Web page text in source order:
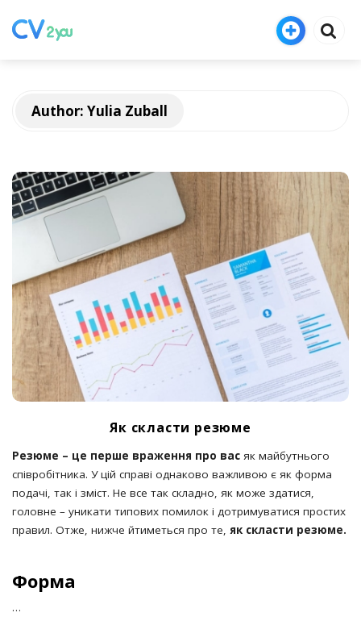
Author: Yulia Zuball
Як скласти резюме
Резюме – це перше враження про вас як майбутнього
співробітника. У цій справі однаково важливою є як форма
подачі, так і зміст. Не все так складно, як може здатися,
головне – уникати типових помилок і дотримуватися простих
правил. Отже, нижче йтиметься про те, як скласти резюме.
Форма
…